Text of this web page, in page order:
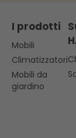
I prodotti
Mobili
Climatizzatori
Mobili da
giardino